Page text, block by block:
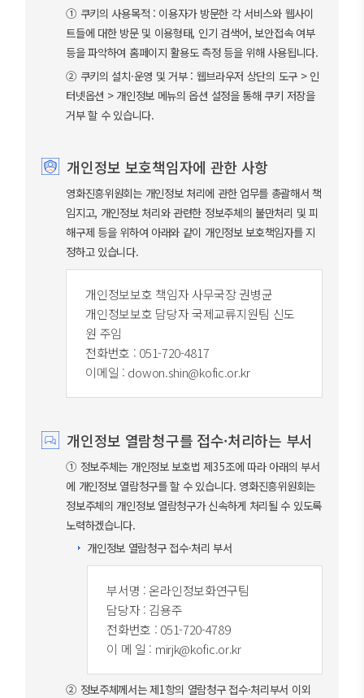
① 쿠키의 사용목적 : 이용자가 방문한 각 서비스와 웹사이
트들에 대한 방문 및 이용형태, 인기 검색어, 보안접속 여부
등을 파악하여 홈페이지 활용도 측정 등을 위해 사용됩니다.
② 쿠키의 설치·운영 및 거부 : 웹브라우저 상단의 도구 > 인
터넷옵션 > 개인정보 메뉴의 옵션 설정을 통해 쿠키 저장을
거부 할 수 있습니다.
개인정보 보호책임자에 관한 사항
영화진흥위원회는 개인정보 처리에 관한 업무를 총괄해서 책
임지고, 개인정보 처리와 관련한 정보주체의 불만처리 및 피
해구제 등을 위하여 아래와 같이 개인정보 보호책임자를 지
정하고 있습니다.
개인정보보호 책임자 사무국장 권병균
개인정보보호 담당자 국제교류지원팀 신도
원 주임
전화번호 : 051-720-4817
이메일 : dowon.shin@kofic.or.kr
개인정보 열람청구를 접수·처리하는 부서
① 정보주체는 개인정보 보호법 제35조에 따라 아래의 부서
에 개인정보 열람청구를 할 수 있습니다. 영화진흥위원회는
정보주체의 개인정보 열람청구가 신속하게 처리될 수 있도록
노력하겠습니다.
개인정보 열람청구 접수·처리 부서
부서명 : 온라인정보화연구팀
담당자 : 김용주
전화번호 : 051-720-4789
이 메 일 : mirjk@kofic.or.kr
② 정보주체께서는 제1항의 열람청구 접수·처리부서 이외